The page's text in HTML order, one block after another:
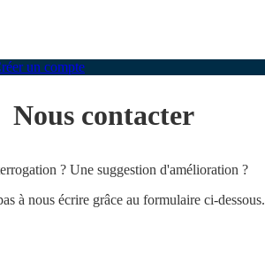
un compte
Nous contacter
? Une suggestion d'amélioration ?
à nous écrire grâce au formulaire ci-dessous.